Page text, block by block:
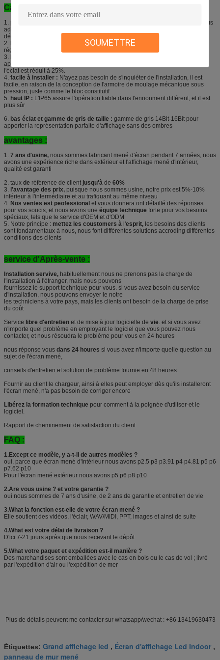
SOUMETTRE
Caractéristiques :
1. poids léger :
La technologie en aluminium de moulage en matrice que nous
adoptons est au sujet de 7.5kg qui est commode pour l'assemblée et le
démontage
2. la taille la vitesse de régénération : Plus de 1200 hertz la vitesse de
régénération pour assurer l'image sans ride, sans ligne et stable.
3. bas éclat et haute gamme de gris :
apporter l'excellente représentation quand
l'éclat est réduit à 25%.
4. facile à installer : N'ayez pas besoin de s'inquiéter de l'installation, il est
facile, en raison de la conception de l'armoire de moulage mécanique sous
pression, juste comme le bloc constitutif
5. haut IP : L'IP65 assure l'opération fiable dans l'enrionment différent, et il est
plus sûr
6. bas éclat et gamme de gris de taille : gamme de gris 14Bit-16Bit pour
apporter la représentation parfaite d'affichage sans des ombres
avantages :
1. 7 ans d'usine, nous sommes fabricant mené d'écran pendant 7 années, nous
avons une expérience riche dans extérieur et l'affichage mené d'intérieur,
qualité est garanti
2. taux de référence de client jusqu'à de 60%
3. l'avantage des prix, puisque nous sommes usine, notre prix est 5%-10%
inférieur à l'intermédiaire et au trafiquant au même niveau
4. Nos ventes est peofessional et vous donnera ont détaillé des réponses
pour vos soucis, et nous avons une équipe technique forte pour vos besoins
spéciaux, tels que le service d'OEM et d'ODM
5. Notre principe : mettez les coustomers à l'esprit, les besoins des clients
sont fondamentaux à nous, nous font différentes solutions accroding différentes
conditions des clients
service d'Après-vente :
Installation servive, habituellement nous ne prenons pas la charge de
l'installation à l'étranger, mais nous pouvons
fournissez le support technique pour vous. si vous avez besoin du service
d'installation, nous pouvons envoyer le notre
les techniciens à votre pays, mais les clients ont besoin de la charge de prise
du coût
Service libre d'entretien et de mise à jour logicielle de vie. et si vous avez
n'importe quel problème en employant le logiciel que vous pouvez nous
contacter, et nous résoudra le problème pour vous en 24 heures
nous réponse vous dans 24 houres si vous avez n'importe quelle question au
sujet de l'écran mené,
conseils d'entretien et solution de problème fournie en 48 heures.
Fournir au client le chargeur, ainsi à elles peut employer dès qu'ils installeront
l'écran mené, n'a pas besoin de corriger encore
Libérez la formation technique pour comment à la poignée d'utiliser-et le
logiciel.
Rapport de cheminement de satisfaction du client.
FAQ :
1.Except ce modèle, y a-t-il de autres modèles ?
oui, parce que écran mené d'intérieur nous avons p2.5 p3 p3.91 p4 p4.81 p5 p6
p7.62 p10
Pour l'écran mené extérieur nous avons p5 p6 p8 p10
2.Are vous usine ? et votre garantie ?
oui nous sommes de 7 ans d'usine, de 2 ans de garantie et entretien de vie
3.What la fonction est-elle de votre écran mené ?
Elle soutient des vidéos, l'éclair, WAV/MIDI, PPT, images et ainsi de suite
4.What est votre délai de livraison ?
D'ici 7-21 jours après que nous recevant le dépôt
5.What votre paquet et expédition est-il manière ?
Des marchandises sont emballées avec le cas en bois ou le cas de vol ; livré
par l'expédition d'air ou l'expédition de mer
Plus de détails peuvent me contacter sur whatsapp/wechat : +86 13419630473
Étiquettes: Grand affichage led , Écran d'affichage Led Indoor ,
panneau de mur mené